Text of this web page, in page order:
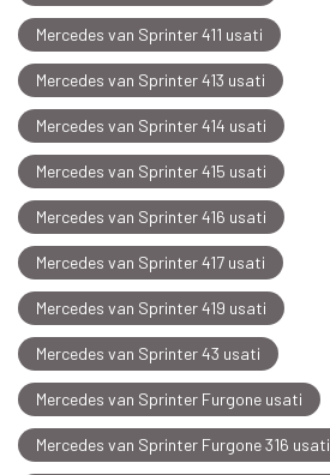
Mercedes van Sprinter 411 usati
Mercedes van Sprinter 413 usati
Mercedes van Sprinter 414 usati
Mercedes van Sprinter 415 usati
Mercedes van Sprinter 416 usati
Mercedes van Sprinter 417 usati
Mercedes van Sprinter 419 usati
Mercedes van Sprinter 43 usati
Mercedes van Sprinter Furgone usati
Mercedes van Sprinter Furgone 316 usati